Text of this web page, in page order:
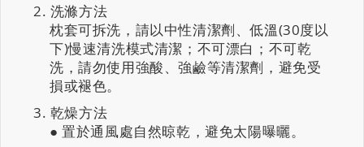
洗滌方法
枕套可拆洗，請以中性清潔劑、低溫(30度以
下)慢速清洗模式清潔；不可漂白；不可乾
洗，請勿使用強酸、強鹼等清潔劑，避免受
損或褪色。
乾燥方法
● 置於通風處自然晾乾，避免太陽曝曬。